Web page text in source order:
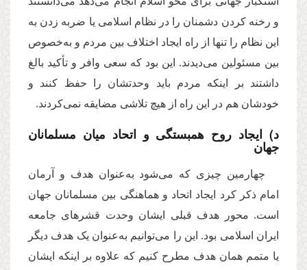
و رخنه کردن دشمنان را در نظام اسلامی یا ضربه زدن به
این نظام را تنها از راه ایجاد اختلاف بین مردم و به‌خصوص
بین مسئولین می‌دیدند. این بود که سعی وافر و تأکید بالغ
داشتند بر اینکه مردم باید وحدتشان را حفظ کنند و
خودشان هم در این راه از هیچ تلاشی مضایقه نمی‌کردند.
د) ایجاد روح همبستگى و اتحاد میان مسلمانان
جهان
چهارمین چیزی که می‌شود به‌عنوان هدف و آرمان
امام ذکر کرد ایجاد اتحاد و هماهنگی بین مسلمانان جهان
است. محور هدف قبلی ایشان وحدت قشرهای جامعه
ایران اسلامی بود. این را می‌توانیم به‌عنوان یک هدف دیگر
یا متمم همان هدف مطرح کنیم که علاوه بر اینکه ایشان